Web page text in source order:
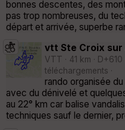
bonnes descentes, des
pas trop nombreuses, du
départ et arrivée, superbe
vtt Ste Croix sur
VTT · 41 km · D+610
téléchargements ·
rando organisée
avec du dénivelé et
au 22° km car balise
techniques sauf le dernier,